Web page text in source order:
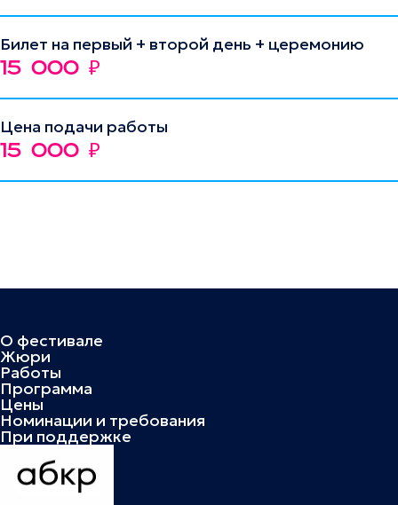
Билет на первый + второй день + церемонию
15 000 ₽
Цена подачи работы
15 000 ₽
О фестивале
Жюри
Работы
Программа
Цены
Номинации и требования
При поддержке